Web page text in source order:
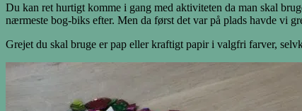
Du kan ret hurtigt komme i gang med aktiviteten da man skal
nærmeste bog-biks efter. Men da først det var på plads havde vi
Grejet du skal bruge er pap eller kraftigt papir i valgfri farver,